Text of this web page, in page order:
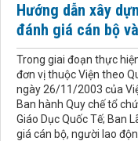
Hướng dẫn xây
đánh giá cán bộ
Trong giai đoạn thực
đơn vị thuộc Viện theo
ngày 26/11/2003 của
Ban hành Quy chế tổ
Giáo Dục Quốc Tế; Ban
giá cán bộ, người lao